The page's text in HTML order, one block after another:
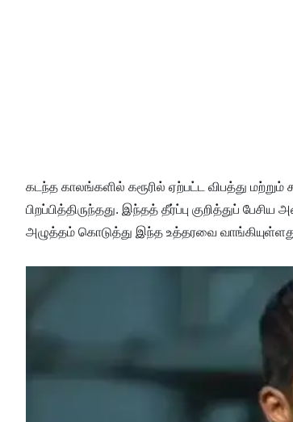
கடந்த காலங்களில் கரூரில் ஏற்பட்ட விபத்து
பிறப்பித்திருந்தது. இந்தத் தீர்ப்பு குறித்துப்
அழுத்தம் கொடுத்து இந்த உத்தரவை வாங்கியுள்ளது"